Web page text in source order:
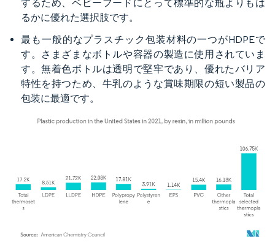
するため、ベビーフードにとって標準的な瓶よりもは
るかに優れた選択肢です。
最も一般的なプラスチック包装材料の一つがHDPEで
す。さまざまなボトルや容器の製造に使用されていま
す。無着色ボトルは透明で堅牢であり、優れたバリア
特性を持つため、牛乳のような賞味期限の短い製品の
包装に最適です。